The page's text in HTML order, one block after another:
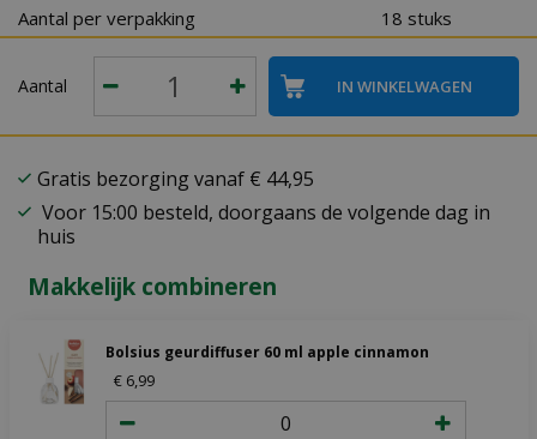
Aantal per verpakking 18 stuks
Aantal
Gratis bezorging vanaf € 44,95
Voor 15:00 besteld, doorgaans de volgende dag in
huis
Makkelijk combineren
Bolsius geurdiffuser 60 ml apple cinnamon
€ 6,99